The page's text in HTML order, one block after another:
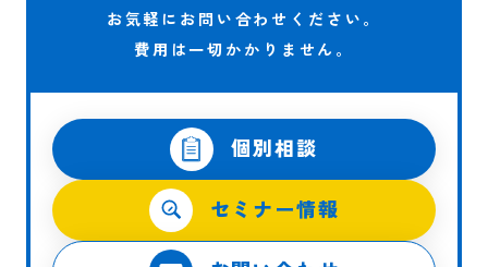
お気軽にお問い合わせください。
費用は一切かかりません。
個別相談
セミナー情報